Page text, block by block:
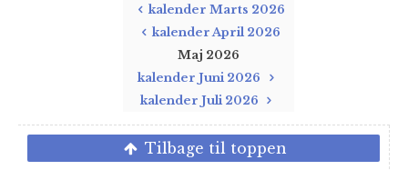
kalender Marts 2026
kalender April 2026
Maj 2026
kalender Juni 2026
kalender Juli 2026
Tilbage til toppen